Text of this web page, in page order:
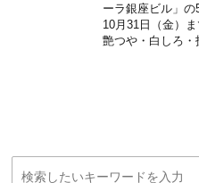
ーラ銀座ビル」
10月31日（金）
艶つや・白しろ・